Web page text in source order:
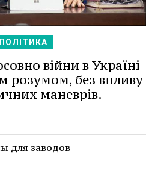
ПОЛІТИКА
війни в Україні
розумом, без впливу
маневрів.
для заводов